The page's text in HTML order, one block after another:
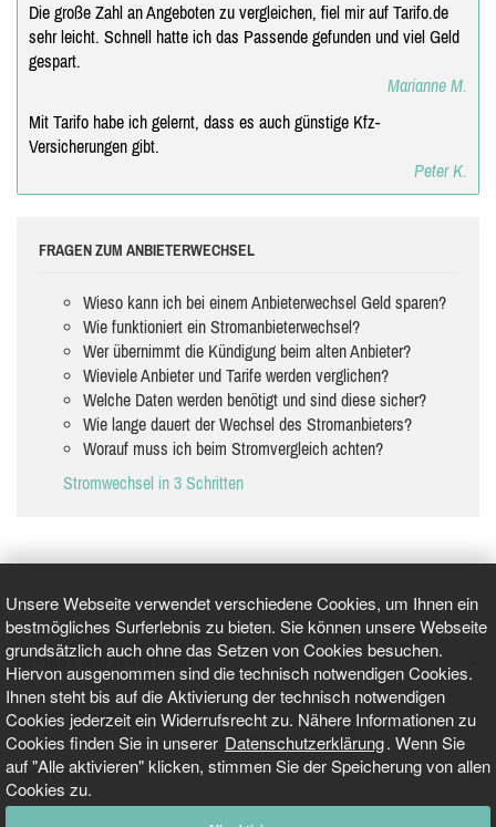
Unsere Webseite verwendet verschiedene Cookies, um Ihnen ein
bestmögliches Surferlebnis zu bieten. Sie können unsere Webseite
grundsätzlich auch ohne das Setzen von Cookies besuchen.
Hiervon ausgenommen sind die technisch notwendigen Cookies.
Ihnen steht bis auf die Aktivierung der technisch notwendigen
Cookies jederzeit ein Widerrufsrecht zu. Nähere Informationen zu
Cookies finden Sie in unserer Datenschutzerklärung. Wenn Sie
auf "Alle aktivieren" klicken, stimmen Sie der Speicherung von allen
Cookies zu.
Die große Zahl an Angeboten zu vergleichen, fiel mir auf Tarifo.de
sehr leicht. Schnell hatte ich das Passende gefunden und viel Geld
gespart.
Marianne M.
Mit Tarifo habe ich gelernt, dass es auch günstige Kfz-
Versicherungen gibt.
Peter K.
FRAGEN ZUM ANBIETERWECHSEL
Wieso kann ich bei einem Anbieterwechsel Geld sparen?
Wie funktioniert ein Stromanbieterwechsel?
Wer übernimmt die Kündigung beim alten Anbieter?
Wieviele Anbieter und Tarife werden verglichen?
Welche Daten werden benötigt und sind diese sicher?
Wie lange dauert der Wechsel des Stromanbieters?
Worauf muss ich beim Stromvergleich achten?
Stromwechsel in 3 Schritten
GEPRÜFT UND ZERTIFIZIERT
AKTUELLE NACHRICHTEN
TARIFO.DE